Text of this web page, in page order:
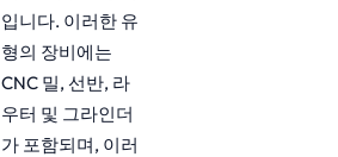
입니다. 이러한 유
형의 장비에는
CNC 밀, 선반, 라
우터 및 그라인더
가 포함되며, 이러